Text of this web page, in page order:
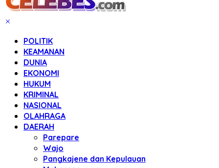
POLITIK
KEAMANAN
DUNIA
EKONOMI
HUKUM
KRIMINAL
NASIONAL
OLAHRAGA
DAERAH
Parepare
Wajo
Pangkajene dan Kepulauan